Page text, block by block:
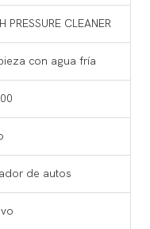
PRESSURE CLEANER
con agua fría
de autos